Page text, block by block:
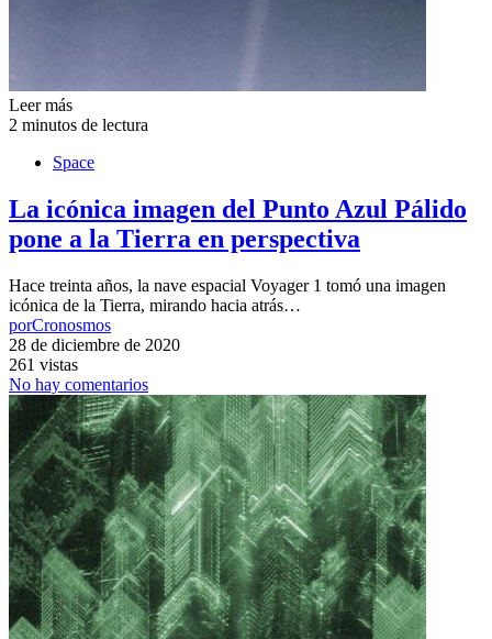
Leer más
2 minutos de lectura
Space
La icónica imagen del Punto Azul Pálido
pone a la Tierra en perspectiva
Hace treinta años, la nave espacial Voyager 1 tomó una imagen
icónica de la Tierra, mirando hacia atrás…
porCronosmos
28 de diciembre de 2020
261 vistas
No hay comentarios